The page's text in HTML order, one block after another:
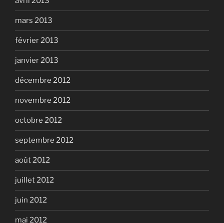
mars 2013
février 2013
janvier 2013
décembre 2012
novembre 2012
octobre 2012
septembre 2012
août 2012
juillet 2012
juin 2012
mai 2012